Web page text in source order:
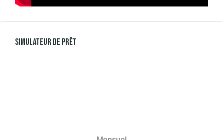
Simulateur De Prêt